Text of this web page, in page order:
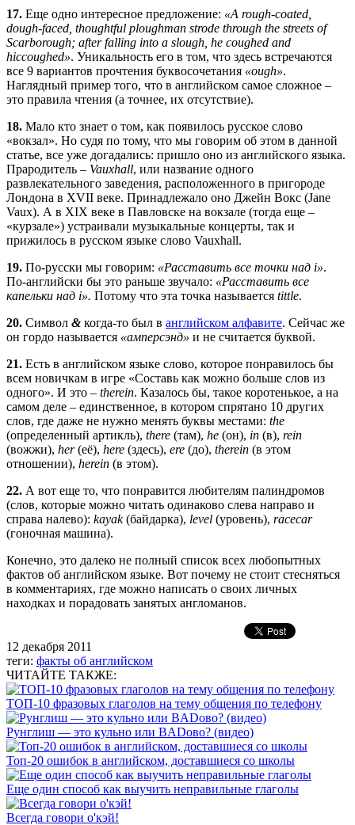
17. Еще одно интересное предложение: «A rough-coated,
dough-faced, thoughtful ploughman strode through the streets of
Scarborough; after falling into a slough, he coughed and
hiccoughed». Уникальность его в том, что здесь встречаются
все 9 вариантов прочтения буквосочетания «ough».
Наглядный пример того, что в английском самое сложное –
это правила чтения (а точнее, их отсутствие).
18. Мало кто знает о том, как появилось русское слово
«вокзал». Но судя по тому, что мы говорим об этом в данной
статье, все уже догадались: пришло оно из английского языка.
Прародитель – Vauxhall, или название одного
развлекательного заведения, расположенного в пригороде
Лондона в XVII веке. Принадлежало оно Джейн Вокс (Jane
Vaux). А в XIX веке в Павловске на вокзале (тогда еще –
«курзале») устраивали музыкальные концерты, так и
прижилось в русском языке слово Vauxhall.
19. По-русски мы говорим: «Расставить все точки над i».
По-английски бы это раньше звучало: «Расставить все
капельки над i». Потому что эта точка называется tittle.
20. Символ &когда-то был в английском алфавите. Сейчас же
он гордо называется «амперсэнд» и не считается буквой.
21. Есть в английском языке слово, которое понравилось бы
всем новичкам в игре «Составь как можно больше слов из
одного». И это – therein. Казалось бы, такое коротенькое, а на
самом деле – единственное, в котором спрятано 10 других
слов, где даже не нужно менять буквы местами: the
(определенный артикль), there (там), he (он), in (в), rein
(вожжи), her(её), here (здесь), ere (до), therein (в этом
отношении), herein (в этом).
22. А вот еще то, что понравится любителям палиндромов
(слов, которые можно читать одинаково слева направо и
справа налево): kayak(байдарка), level (уровень), racecar
(гоночная машина).
Конечно, это далеко не полный список всех любопытных
фактов об английском языке. Вот почему не стоит стесняться
в комментариях, где можно написать о своих личных
находках и порадовать занятых англоманов.
12 декабря 2011
теги: факты об английском
ЧИТАЙТЕ ТАКЖЕ:
ТОП-10 фразовых глаголов на тему общения по телефону
Рунглиш — это кульно или BADово? (видео)
Топ-20 ошибок в английском, доставшиеся со школы
Еще один способ как выучить неправильные глаголы
Всегда говори о'кэй!